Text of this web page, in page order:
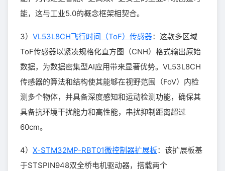
能，这与工业5.0的概念框架相契合。
3） VL53L8CH飞行时间（ToF）传感器：这款多区域
ToF传感器以紧凑规格化直方图（CNH）格式输出原始
数据，为数据密集型AI应用带来显著优势。VL53L8CH
传感器的算法和结构使其能够在视野范围（FoV）内检
测多个物体，并具备深度感知和运动检测功能，确保其
具备抗环境干扰能力和高性能，串扰抑制距离超过
60cm。
4） X-STM32MP-RBT01微控制器扩展板：该扩展板基
于STSPIN948双全桥电机驱动器，搭载两个